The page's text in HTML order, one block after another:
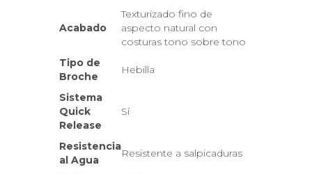
Acabado
Texturizado fino de
aspecto natural con
costuras tono sobre tono
Tipo de
Broche
Hebilla
Sistema
Quick
Release
Sí
Resistencia
al Agua
Resistente a salpicaduras